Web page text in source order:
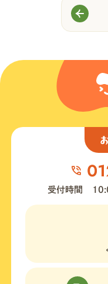
受付時間